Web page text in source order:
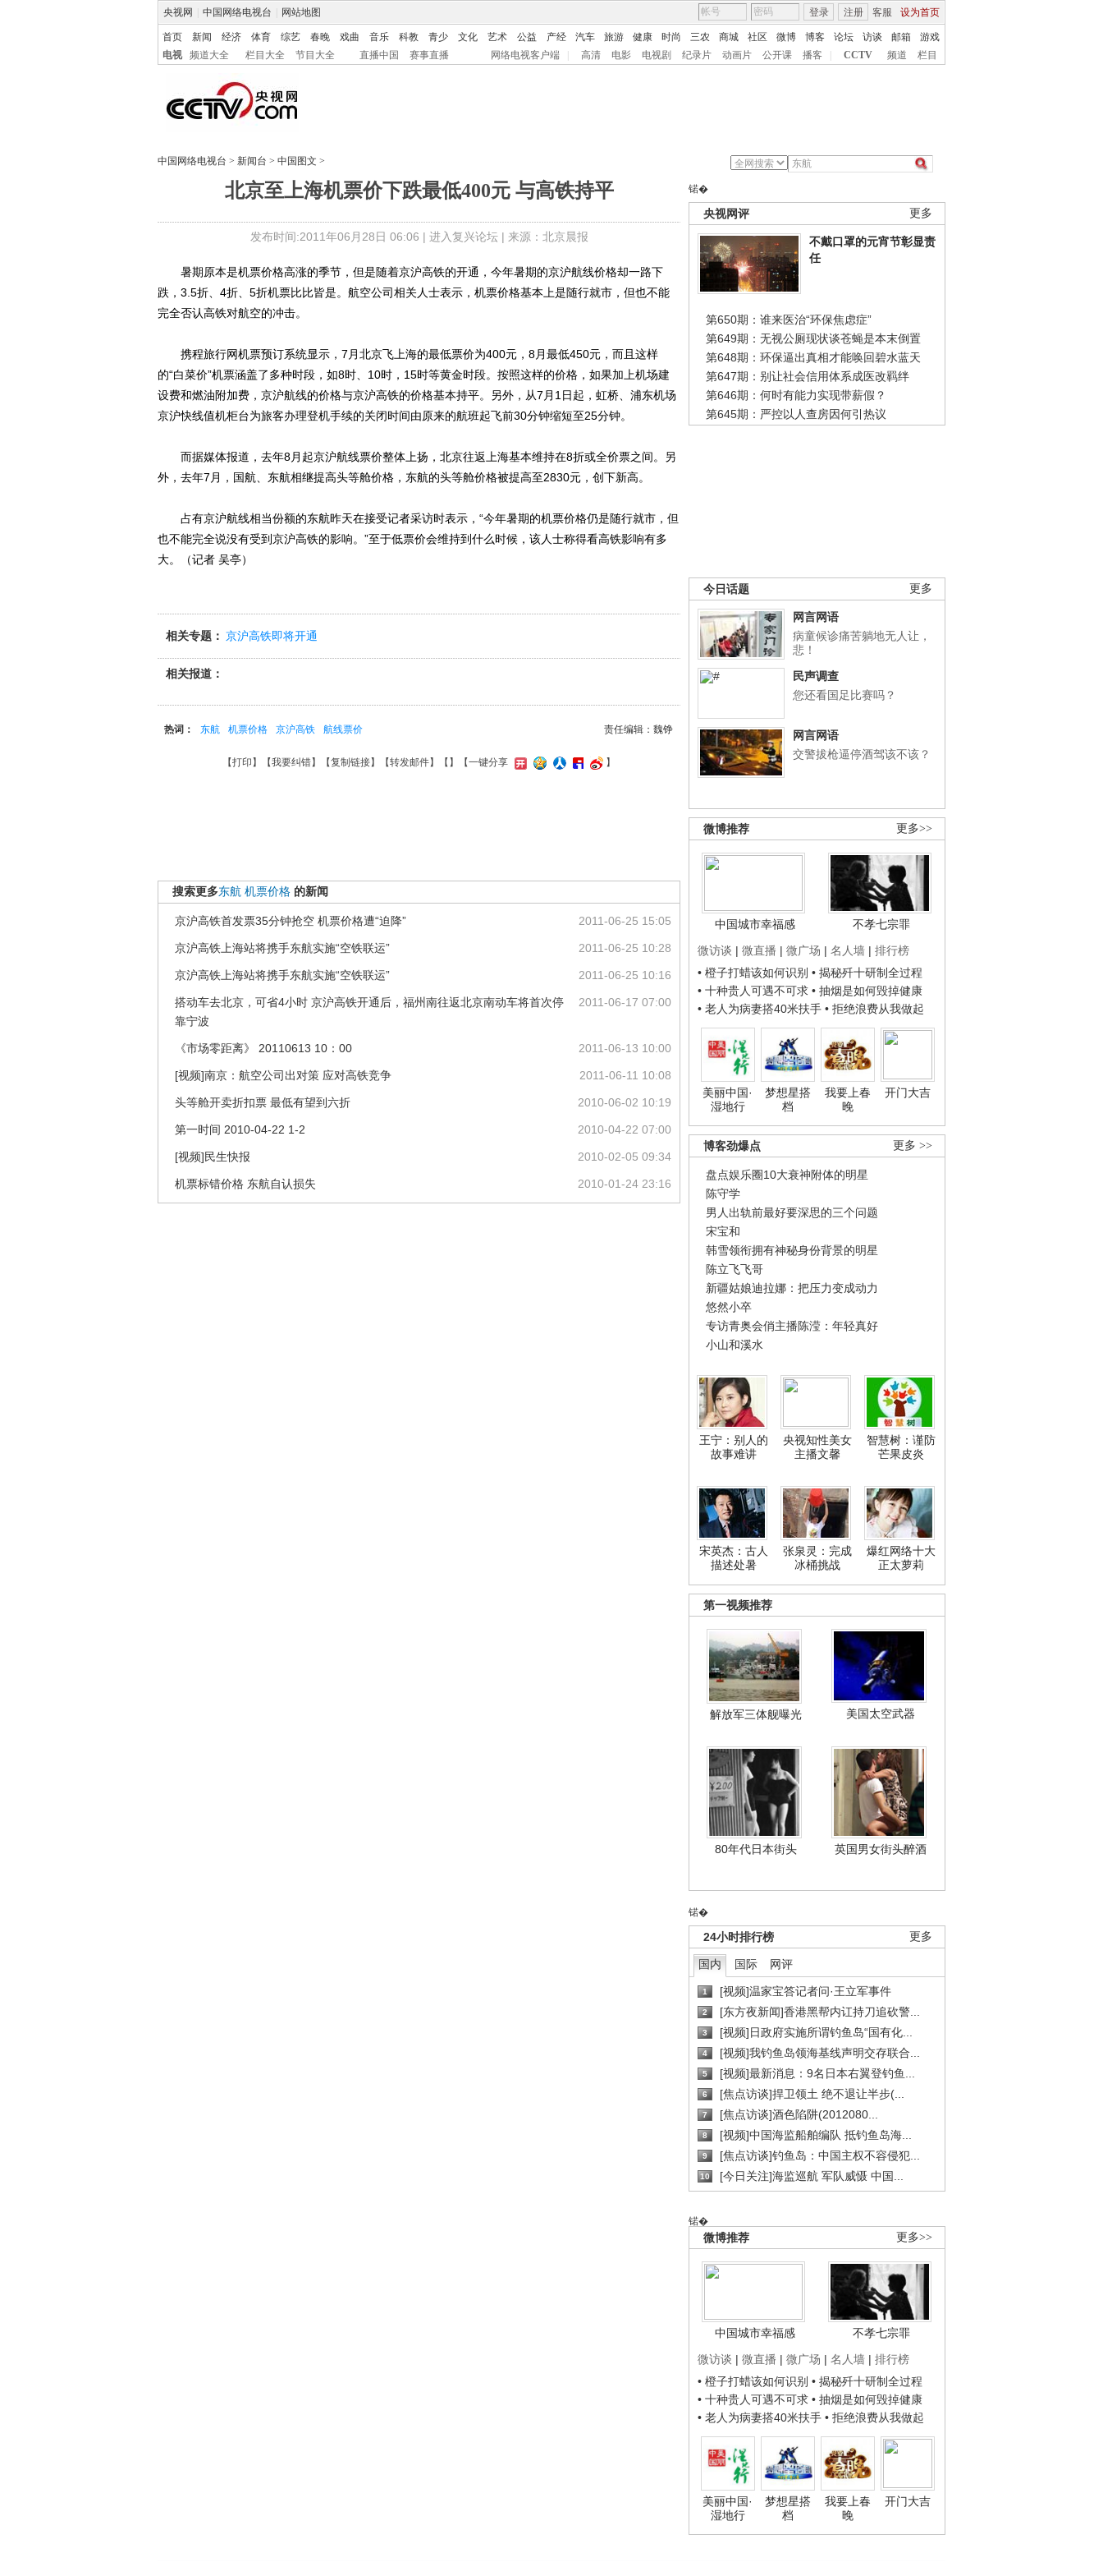
央视网 中国网络电视台 网站地图 客服 设为首页
登录 注册
首页 新闻 经济 体育 综艺 春晚 戏曲 音乐 科教 青少 文化 艺术 公益 产经 汽车 旅游 健康 时尚 三农 商城 社区 微博 博客 论坛 访谈 邮箱
游戏
电视
频道大全 栏目大全 节目大全 直播中国 赛事直播 网络电视客户端 高清 电影 电视剧 纪录片 动画片 公开课 播客 CCTV 频道 栏目
中国网络电视台 > 新闻台 > 中国图文 >
北京至上海机票价下跌最低400元 与高铁持平
发布时间:2011年06月28日 06:06 | 进入复兴论坛| 来源：北京晨报
锘�
更多
央视网评
不戴口罩的元宵节彰显责
任
第650期：谁来医治“环保焦虑症”
第649期：无视公厕现状谈苍蝇是本末倒置
第648期：环保逼出真相才能唤回碧水蓝天
第647期：别让社会信用体系成医改羁绊
第646期：何时有能力实现带薪假？
第645期：严控以人查房因何引热议
更多
今日话题
网言网语
病童候诊痛苦躺地无人让，
悲！
民声调查
您还看国足比赛吗？
网言网语
交警拔枪逼停酒驾该不该？
更多>>
微博推荐
中国城市幸福感
不孝七宗罪
微访谈 | 微直播 | 微广场 | 名人墙 | 排行榜
• 橙子打蜡该如何识别 • 揭秘歼十研制全过程
• 十种贵人可遇不可求 • 抽烟是如何毁掉健康
• 老人为病妻搭40米扶手 • 拒绝浪费从我做起
美丽中国·
湿地行
梦想星搭
档
我要上春
晚
开门大吉
更多 >>
博客劲爆点
盘点娱乐圈10大衰神附体的明星
陈守学
男人出轨前最好要深思的三个问题
宋宝和
韩雪领衔拥有神秘身份背景的明星
陈立飞飞哥
新疆姑娘迪拉娜：把压力变成动力
悠然小卒
专访青奥会俏主播陈滢：年轻真好
小山和溪水
王宁：别人的
故事难讲
央视知性美女
主播文馨
智慧树：谨防
芒果皮炎
宋英杰：古人
描述处暑
张泉灵：完成
冰桶挑战
爆红网络十大
正太萝莉
第一视频推荐
解放军三体舰曝光 美国太空武器
80年代日本街头 英国男女街头醉酒
锘�
更多
24小时排行榜
国内 国际 网评
1 [视频]温家宝答记者问·王立军事件
2 [东方夜新闻]香港黑帮内讧持刀追砍警...
3 [视频]日政府实施所谓钓鱼岛“国有化...
4 [视频]我钓鱼岛领海基线声明交存联合...
5 [视频]最新消息：9名日本右翼登钓鱼...
6 [焦点访谈]捍卫领土 绝不退让半步(...
7 [焦点访谈]酒色陷阱(2012080...
8 [视频]中国海监船舶编队 抵钓鱼岛海...
9 [焦点访谈]钓鱼岛：中国主权不容侵犯...
10 [今日关注]海监巡航 军队威慑 中国...
锘�
更多>>
微博推荐
中国城市幸福感
不孝七宗罪
微访谈 | 微直播 | 微广场 | 名人墙 | 排行榜
• 橙子打蜡该如何识别 • 揭秘歼十研制全过程
• 十种贵人可遇不可求 • 抽烟是如何毁掉健康
• 老人为病妻搭40米扶手 • 拒绝浪费从我做起
美丽中国·
湿地行
梦想星搭
档
我要上春
晚
开门大吉
暑期原本是机票价格高涨的季节，但是随着京沪高铁的开通，今年暑期的京沪航线价格却一路下
跌，3.5折、4折、5折机票比比皆是。航空公司相关人士表示，机票价格基本上是随行就市，但也不能
完全否认高铁对航空的冲击。
携程旅行网机票预订系统显示，7月北京飞上海的最低票价为400元，8月最低450元，而且这样
的“白菜价”机票涵盖了多种时段，如8时、10时，15时等黄金时段。按照这样的价格，如果加上机场建
设费和燃油附加费，京沪航线的价格与京沪高铁的价格基本持平。另外，从7月1日起，虹桥、浦东机场
京沪快线值机柜台为旅客办理登机手续的关闭时间由原来的航班起飞前30分钟缩短至25分钟。
而据媒体报道，去年8月起京沪航线票价整体上扬，北京往返上海基本维持在8折或全价票之间。另
外，去年7月，国航、东航相继提高头等舱价格，东航的头等舱价格被提高至2830元，创下新高。
占有京沪航线相当份额的东航昨天在接受记者采访时表示，“今年暑期的机票价格仍是随行就市，但
也不能完全说没有受到京沪高铁的影响。”至于低票价会维持到什么时候，该人士称得看高铁影响有多
大。（记者 吴亭）
相关专题： 京沪高铁即将开通
相关报道：
责任编辑：魏铮
热词： 东航 机票价格 京沪高铁 航线票价
【打印 】【我要纠错】【复制链接】【转发邮件】【 】 【一键分享 】
搜索更多东航 机票价格 的新闻
2011-06-25 15:05
京沪高铁首发票35分钟抢空 机票价格遭“迫降”
2011-06-25 10:28
京沪高铁上海站将携手东航实施“空铁联运”
2011-06-25 10:16
京沪高铁上海站将携手东航实施“空铁联运”
2011-06-17 07:00
搭动车去北京，可省4小时 京沪高铁开通后，福州南往返北京南动车将首次停
靠宁波
2011-06-13 10:00
《市场零距离》 20110613 10：00
2011-06-11 10:08
[视频]南京：航空公司出对策 应对高铁竞争
2010-06-02 10:19
头等舱开卖折扣票 最低有望到六折
2010-04-22 07:00
第一时间 2010-04-22 1-2
2010-02-05 09:34
[视频]民生快报
2010-01-24 23:16
机票标错价格 东航自认损失